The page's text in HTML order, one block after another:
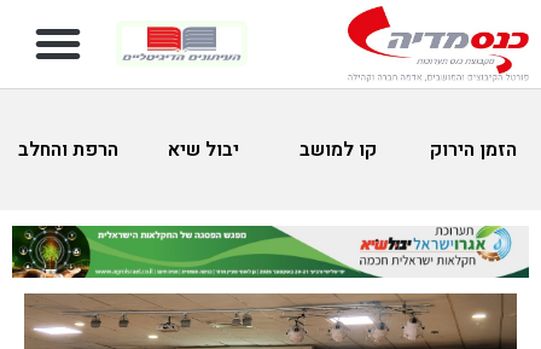
הזמן הירוק קו למושב יבול שיא הרפת והחלב